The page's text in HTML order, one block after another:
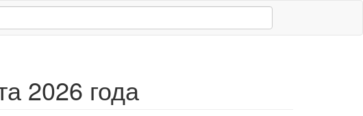
2026 года